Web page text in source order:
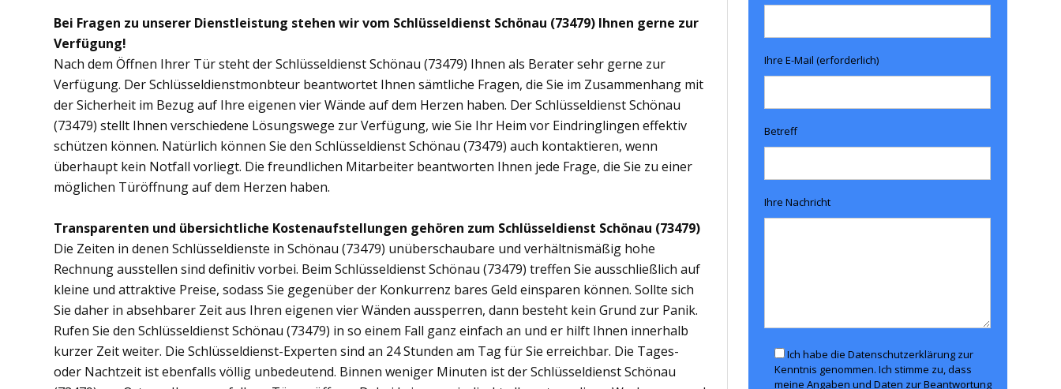
Ihre E-Mail (erforderlich)
Betreff
Ihre Nachricht
Ich habe die Datenschutzerklärung zur
Kenntnis genommen. Ich stimme zu, dass
meine Angaben und Daten zur Beantwortung
Bei Fragen zu unserer Dienstleistung stehen wir vom Schlüsseldienst Schönau (73479) Ihnen gerne zur
Verfügung!
Nach dem Öffnen Ihrer Tür steht der Schlüsseldienst Schönau (73479) Ihnen als Berater sehr gerne zur
Verfügung. Der Schlüsseldienstmonbteur beantwortet Ihnen sämtliche Fragen, die Sie im Zusammenhang mit
der Sicherheit im Bezug auf Ihre eigenen vier Wände auf dem Herzen haben. Der Schlüsseldienst Schönau
(73479) stellt Ihnen verschiedene Lösungswege zur Verfügung, wie Sie Ihr Heim vor Eindringlingen effektiv
schützen können. Natürlich können Sie den Schlüsseldienst Schönau (73479) auch kontaktieren, wenn
überhaupt kein Notfall vorliegt. Die freundlichen Mitarbeiter beantworten Ihnen jede Frage, die Sie zu einer
möglichen Türöffnung auf dem Herzen haben.
Transparenten und übersichtliche Kostenaufstellungen gehören zum Schlüsseldienst Schönau (73479)
Die Zeiten in denen Schlüsseldienste in Schönau (73479) unüberschaubare und verhältnismäßig hohe
Rechnung ausstellen sind definitiv vorbei. Beim Schlüsseldienst Schönau (73479) treffen Sie ausschließlich auf
kleine und attraktive Preise, sodass Sie gegenüber der Konkurrenz bares Geld einsparen können. Sollte sich
Sie daher in absehbarer Zeit aus Ihren eigenen vier Wänden aussperren, dann besteht kein Grund zur Panik.
Rufen Sie den Schlüsseldienst Schönau (73479) in so einem Fall ganz einfach an und er hilft Ihnen innerhalb
kurzer Zeit weiter. Die Schlüsseldienst-Experten sind an 24 Stunden am Tag für Sie erreichbar. Die Tages-
oder Nachtzeit ist ebenfalls völlig unbedeutend. Binnen weniger Minuten ist der Schlüsseldienst Schönau